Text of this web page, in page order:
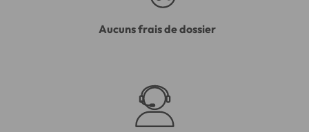
Aucuns frais de dossier